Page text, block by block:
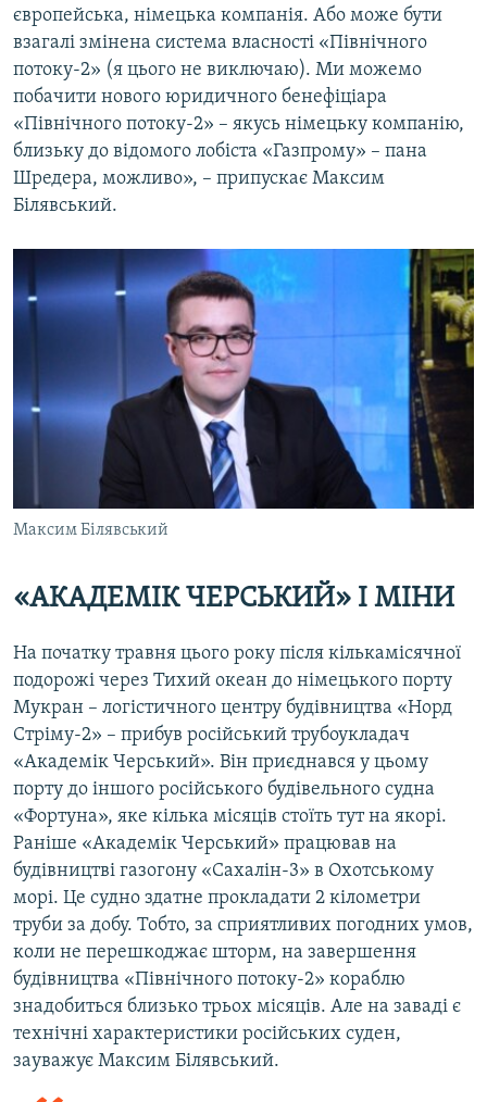
європейська, німецька компанія. Або може бути
взагалі змінена система власності «Північного
потоку-2» (я цього не виключаю). Ми можемо
побачити нового юридичного бенефіціара
«Північного потоку-2» – якусь німецьку компанію,
близьку до відомого лобіста «Газпрому» – пана
Шредера, можливо», – припускає Максим
Білявський.
Максим Білявський
«АКАДЕМІК ЧЕРСЬКИЙ» І МІНИ
На початку травня цього року після кількамісячної
подорожі через Тихий океан до німецького порту
Мукран – логістичного центру будівництва «Норд
Стріму-2» – прибув російський трубоукладач
«Академік Черський». Він приєднався у цьому
порту до іншого російського будівельного судна
«Фортуна», яке кілька місяців стоїть тут на якорі.
Раніше «Академік Черський» працював на
будівництві газогону «Сахалін-3» в Охотському
морі. Це судно здатне прокладати 2 кілометри
труби за добу. Тобто, за сприятливих погодних умов,
коли не перешкоджає шторм, на завершення
будівництва «Північного потоку-2» кораблю
знадобиться близько трьох місяців. Але на заваді є
технічні характеристики російських суден,
зауважує Максим Білявський.